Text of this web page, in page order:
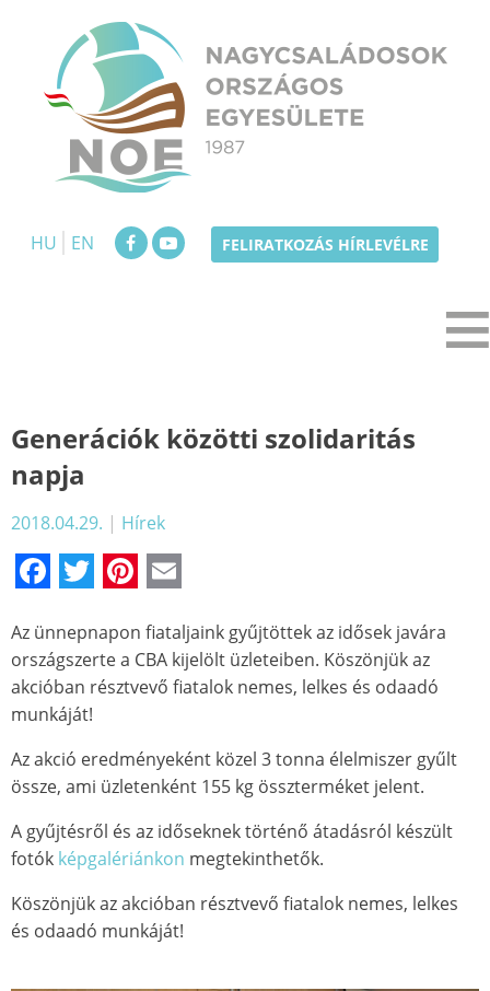
content
HU
EN FELIRATKOZÁS HÍRLEVÉLRE
Generációk közötti szolidaritás
napja
2018.04.29. | Hírek
Facebook
TwitterPinterest
Az ünnepnapon fiataljaink gyűjtöttek az idősek javára
országszerte a CBA kijelölt üzleteiben. Köszönjük az
akcióban résztvevő fiatalok nemes, lelkes és odaadó
munkáját!
Az akció eredményeként közel 3 tonna élelmiszer gyűlt
össze, ami üzletenként 155 kg összterméket jelent.
A gyűjtésről és az időseknek történő átadásról készült
fotók képgalériánkon megtekinthetők.
Köszönjük az akcióban résztvevő fiatalok nemes, lelkes
és odaadó munkáját!